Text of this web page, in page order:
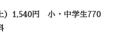
）1,540円 小・中学生770